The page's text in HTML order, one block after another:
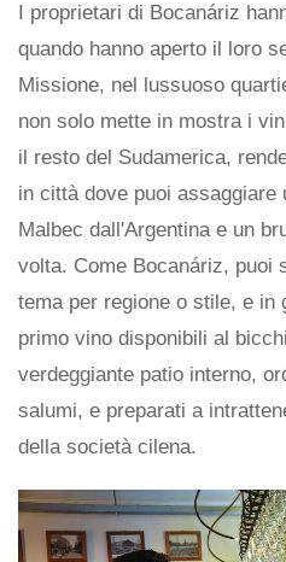
I proprietari di Bocanáriz
quando hanno aperto il loro
Missione, nel lussuoso
non solo mette in mostra i
il resto del Sudamerica,
in città dove puoi assaggiare
Malbec dall'Argentina e un
volta. Come Bocanáriz, puoi
tema per regione o stile, e in
primo vino disponibili al
verdeggiante patio interno,
salumi, e preparati a
della società cilena.